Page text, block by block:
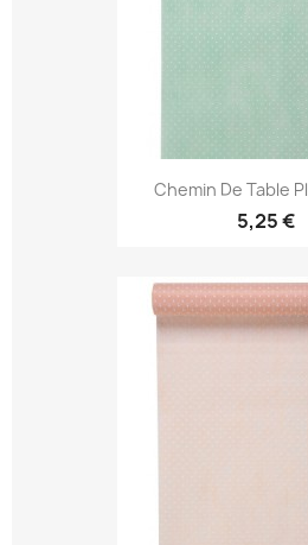
Chemin De Table
5,25 €